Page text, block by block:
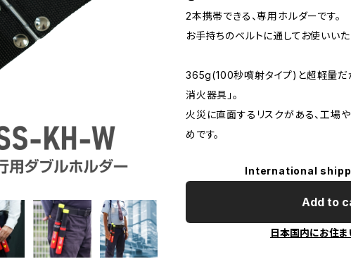
2本携帯できる、専用ホルダーです。
お手持ちのベルトに通してお使いいた
365g(100秒噴射タイプ)と超軽量だ
消火器具」。
火災に直面するリスクがある、工場
めです。
International
Add to
日本国内にお住